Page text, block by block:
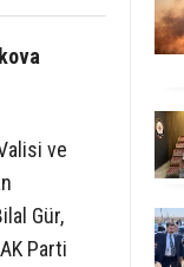
ve
Gür,
Parti